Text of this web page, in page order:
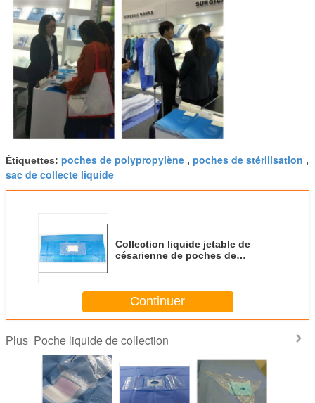
Étiquettes: poches de polypropylène , poches de stérilisation ,
sac de collecte liquide
Collection liquide jetable de
césarienne de poches de
Continuer
Plus Poche liquide de collection